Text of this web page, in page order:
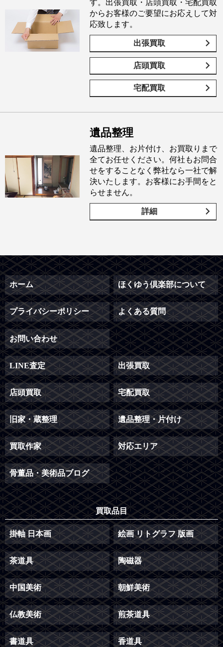
す。出張買取・店頭買取・宅配買取
からお客様のご要望にお応えして対
応致します。
出張買取
店頭買取
宅配買取
遺品整理
遺品整理、お片付け、お買取りまで
全てお任せください。何社もお問合
せをすることなく弊社なら一社で解
決いたします。お客様にお手間をと
らせません。
詳細
ホーム ほくゆう倶楽部について
プライバシーポリシー よくある質問
お問い合わせ
LINE査定 出張買取
店頭買取 宅配買取
旧家・蔵整理 遺品整理・片付け
買取作家 対応エリア
骨董品・美術品ブログ
買取品目
掛軸 日本画 絵画 リトグラフ 版画
茶道具 陶磁器
中国美術 朝鮮美術
仏教美術 煎茶道具
書道具 香道具